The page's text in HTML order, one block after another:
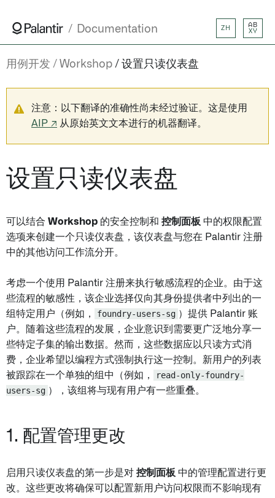
Documentation ZH
AB
XY
用例开发 Workshop 设置只读仪表盘
注意：以下翻译的准确性尚未经过验证。这是使用
AIP ↗ 从原始英文文本进行的机器翻译。
设置只读仪表盘
可以结合 Workshop 的安全控制和 控制面板 中的权限配置
选项来创建一个只读仪表盘，该仪表盘与您在 Palantir 注册
中的其他访问工作流分开。
考虑一个使用 Palantir 注册来执行敏感流程的企业。由于这
些流程的敏感性，该企业选择仅向其身份提供者中列出的一
组特定用户（例如，
foundry-users-sg ）提供 Palantir 账
户。随着这些流程的发展，企业意识到需要更广泛地分享一
些特定子集的输出数据。然而，这些数据应以只读方式消
费，企业希望以编程方式强制执行这一控制。新用户的列表
被跟踪在一个单独的组中（例如，
read-only-foundry-
users-sg ），该组将与现有用户有一些重叠。
1. 配置管理更改
启用只读仪表盘的第一步是对 控制面板 中的管理配置进行更
改。这些更改将确保可以配置新用户访问权限而不影响现有